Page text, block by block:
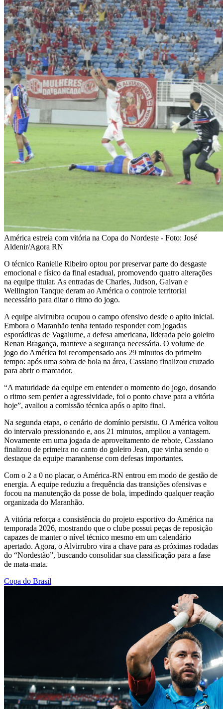
América estreia com vitória na Copa do Nordeste - Foto: José
Aldenir/Agora RN
O técnico Ranielle Ribeiro optou por preservar parte do desgaste
emocional e físico da final estadual, promovendo quatro alterações
na equipe titular. As entradas de Charles, Judson, Galvan e
Wellington Tanque deram ao América o controle territorial
necessário para ditar o ritmo do jogo.
A equipe alvirrubra ocupou o campo ofensivo desde o apito inicial.
Embora o Maranhão tenha tentado responder com jogadas
esporádicas de Vagalume, a defesa americana, liderada pelo goleiro
Renan Bragança, manteve a segurança necessária. O volume de
jogo do América foi recompensado aos 29 minutos do primeiro
tempo: após uma sobra de bola na área, Cassiano finalizou cruzado
para abrir o marcador.
“A maturidade da equipe em entender o momento do jogo, dosando
o ritmo sem perder a agressividade, foi o ponto chave para a vitória
hoje”, avaliou a comissão técnica após o apito final.
Na segunda etapa, o cenário de domínio persistiu. O América voltou
do intervalo pressionando e, aos 21 minutos, ampliou a vantagem.
Novamente em uma jogada de aproveitamento de rebote, Cassiano
finalizou de primeira no canto do goleiro Jean, que vinha sendo o
destaque da equipe maranhense com defesas importantes.
Com o 2 a 0 no placar, o América-RN entrou em modo de gestão de
energia. A equipe reduziu a frequência das transições ofensivas e
focou na manutenção da posse de bola, impedindo qualquer reação
organizada do Maranhão.
A vitória reforça a consistência do projeto esportivo do América na
temporada 2026, mostrando que o clube possui peças de reposição
capazes de manter o nível técnico mesmo em um calendário
apertado. Agora, o Alvirrubro vira a chave para as próximas rodadas
do “Nordestão”, buscando consolidar sua classificação para a fase
de mata-mata.
Copa do Brasil